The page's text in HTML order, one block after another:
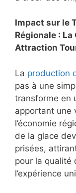
Impact sur le
Régionale : La
Attraction
La production
pas à une
transforme en
apportant une
l’économie
de la glace
prisées,
pour la qualité
l’expérience